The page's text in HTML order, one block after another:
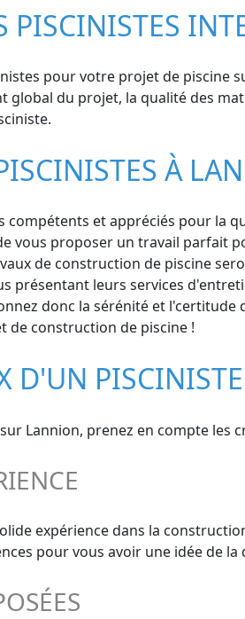
PISCINISTES
pour votre projet de piscine
du projet, la qualité des
À
et appréciés pour la
vous proposer un travail parfait
de construction de piscine
présentant leurs services
donc la sérénité et
de construction de piscine !
D'UN
Lannion, prenez en compte les
expérience dans la
pour vous avoir une idée de la